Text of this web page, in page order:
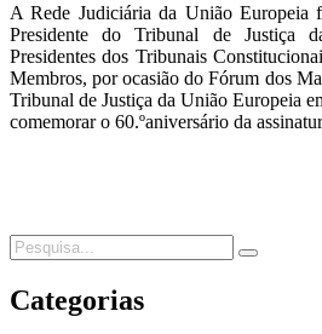
A Rede Judiciária da União
Presidente do Tribunal de Justiça
Presidentes dos Tribunais
Membros, por ocasião do Fórum dos
Tribunal de Justiça da União Europeia
comemorar o 60.ºaniversário da
Categorias